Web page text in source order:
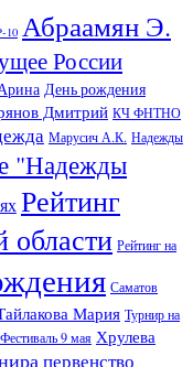
10 Абраамян Э.
России
День рождения
Дмитрий КЧ ФНТНО
Марусич А.К. Надежды
"Надежды
Рейтинг
Рейтинг на
Саматов
Мария Турнир на
Фестиваль 9 мая Хрулева
первенство